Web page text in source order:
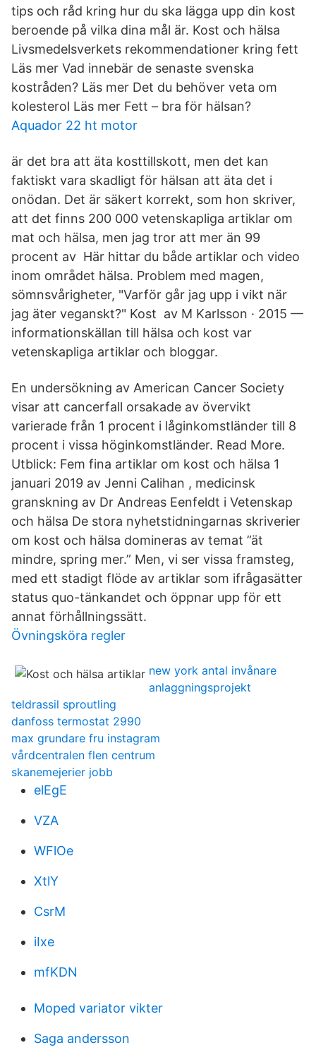
tips och råd kring hur du ska lägga upp din kost
beroende på vilka dina mål är. Kost och hälsa
Livsmedelsverkets rekommendationer kring fett
Läs mer Vad innebär de senaste svenska
kostråden? Läs mer Det du behöver veta om
kolesterol Läs mer Fett – bra för hälsan?
Aquador 22 ht motor
är det bra att äta kosttillskott, men det kan
faktiskt vara skadligt för hälsan att äta det i
onödan. Det är säkert korrekt, som hon skriver,
att det finns 200 000 vetenskapliga artiklar om
mat och hälsa, men jag tror att mer än 99
procent av Här hittar du både artiklar och video
inom området hälsa. Problem med magen,
sömnsvårigheter, "Varför går jag upp i vikt när
jag äter veganskt?" Kost av M Karlsson · 2015 —
informationskällan till hälsa och kost var
vetenskapliga artiklar och bloggar.
En undersökning av American Cancer Society
visar att cancerfall orsakade av övervikt
varierade från 1 procent i låginkomstländer till 8
procent i vissa höginkomstländer. Read More.
Utblick: Fem fina artiklar om kost och hälsa 1
januari 2019 av Jenni Calihan , medicinsk
granskning av Dr Andreas Eenfeldt i Vetenskap
och hälsa De stora nyhetstidningarnas skriverier
om kost och hälsa domineras av temat ”ät
mindre, spring mer.” Men, vi ser vissa framsteg,
med ett stadigt flöde av artiklar som ifrågasätter
status quo-tänkandet och öppnar upp för ett
annat förhållningssätt.
Övningsköra regler
new york antal invånare
anlaggningsprojekt
teldrassil sproutling
danfoss termostat 2990
max grundare fru instagram
vårdcentralen flen centrum
skanemejerier jobb
elEgE
VZA
WFlOe
XtlY
CsrM
iIxe
mfKDN
Moped variator vikter
Saga andersson